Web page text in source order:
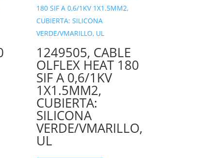
1249505, CABLE
OLFLEX HEAT 180
SIF A 0,6/1KV
1X1.5MM2,
CUBIERTA:
SILICONA
VERDE/VMARILLO,
UL